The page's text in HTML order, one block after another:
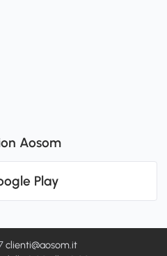
Aosom
Play
clienti@aosom.it